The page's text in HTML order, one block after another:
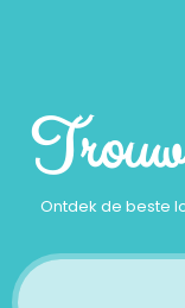
Ontdek de beste